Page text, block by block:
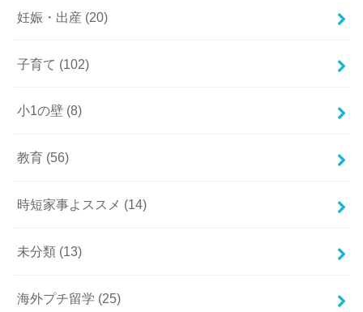
妊娠・出産 (20)
子育て (102)
小1の壁 (8)
教育 (56)
時短家事よススメ (14)
未分類 (13)
海外プチ留学 (25)